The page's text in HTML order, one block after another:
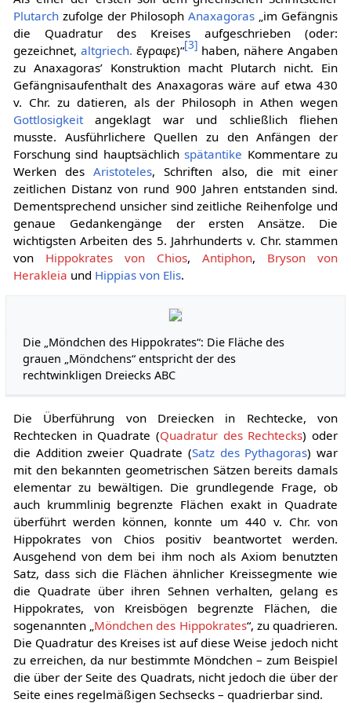
Plutarchzufolge der PhilosophAnaxagoras „im Gefängnis
die Quadratur des Kreises aufgeschrieben (oder:
gezeichnet, altgriech. ἔγραφε)“[3] haben, nähere Angaben
zu Anaxagoras’ Konstruktion macht Plutarch nicht. Ein
Gefängnisaufenthalt des Anaxagoras wäre auf etwa 430
v. Chr. zu datieren, als der Philosoph in Athen wegen
Gottlosigkeitangeklagt war und schließlich fliehen
musste. Ausführlichere Quellen zu den Anfängen der
Forschung sind hauptsächlichspätantike Kommentare zu
Werken desAristoteles, Schriften also, die mit einer
zeitlichen Distanz von rund 900 Jahren entstanden sind.
Dementsprechend unsicher sind zeitliche Reihenfolge und
genaue Gedankengänge der ersten Ansätze. Die
wichtigsten Arbeiten des 5. Jahrhunderts v. Chr. stammen
von Hippokrates von Chios,Antiphon, Bryson von
Herakleia und Hippias von Elis.
Die „Möndchen des Hippokrates“: Die Fläche des
grauen „Möndchens“ entspricht der des
rechtwinkligen Dreiecks ABC
Die Überführung von Dreiecken in Rechtecke, von
Rechtecken in Quadrate (Quadratur des Rechtecks) oder
die Addition zweier Quadrate (Satz des Pythagoras) war
mit den bekannten geometrischen Sätzen bereits damals
elementar zu bewältigen. Die grundlegende Frage, ob
auch krummlinig begrenzte Flächen exakt in Quadrate
überführt werden können, konnte um 440 v. Chr. von
Hippokrates von Chios positiv beantwortet werden.
Ausgehend von dem bei ihm noch als Axiom benutzten
Satz, dass sich die Flächen ähnlicher Kreissegmente wie
die Quadrate über ihren Sehnen verhalten, gelang es
Hippokrates, von Kreisbögen begrenzte Flächen, die
sogenannten „ Möndchen des Hippokrates“, zu quadrieren.
Die Quadratur des Kreises ist auf diese Weise jedoch nicht
zu erreichen, da nur bestimmte Möndchen – zum Beispiel
die über der Seite des Quadrats, nicht jedoch die über der
Seite eines regelmäßigen Sechsecks – quadrierbar sind.